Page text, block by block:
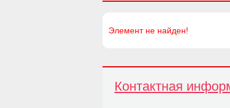
Элемент не найден!
Контактная